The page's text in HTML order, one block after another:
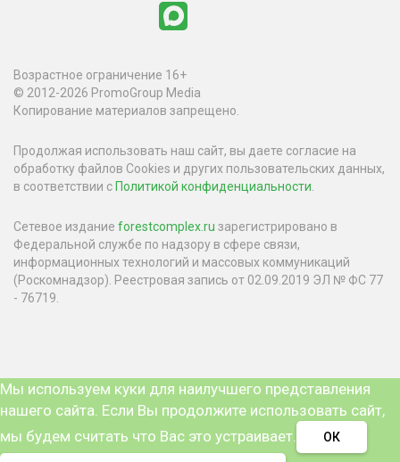
Возрастное ограничение 16+
© 2012-2026 PromoGroup Media
Копирование материалов запрещено.
Продолжая использовать наш сайт, вы даете согласие на
обработку файлов Cookies и других пользовательских данных,
в соответствии с Политикой конфиденциальности.
Сетевое издание forestcomplex.ru зарегистрировано в
Федеральной службе по надзору в сфере связи,
информационных технологий и массовых коммуникаций
(Роскомнадзор). Реестровая запись от 02.09.2019 ЭЛ № ФС 77
- 76719.
Мы используем куки для наилучшего представления
нашего сайта. Если Вы продолжите использовать сайт,
мы будем считать что Вас это устраивает.
ОК